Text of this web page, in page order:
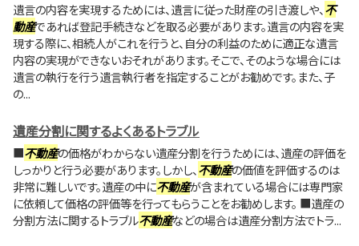
遺言の内容を実現するためには、遺言に従った財産の引き渡しや、不
動産であれば登記手続きなどを取る必要があります。遺言の内容を実
現する際に、相続人がこれを行うと、自分の利益のために適正な遺言
内容の実現ができないおそれがあります。そこで、そのような場合には
遺言の執行を行う遺言執行者を指定することがお勧めです。また、子
の...
遺産分割に関するよくあるトラブル
■不動産の価格がわからない遺産分割を行うためには、遺産の評価を
しっかりと行う必要があります。しかし、不動産の価値を評価するのは
非常に難しいです。遺産の中に不動産が含まれている場合には専門家
に依頼して価格の評価等を行ってもらうことをお勧めします。 ■遺産の
分割方法に関するトラブル不動産などの場合は遺産分割方法でトラ...